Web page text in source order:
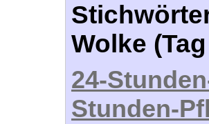
Wolke
24-
Stunden-